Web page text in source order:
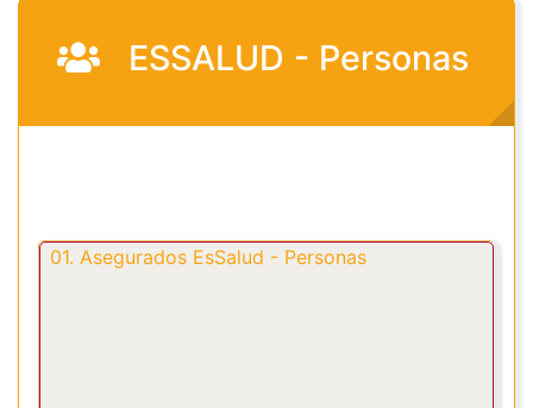
ESSALUD - Personas
01. Asegurados EsSalud - Personas